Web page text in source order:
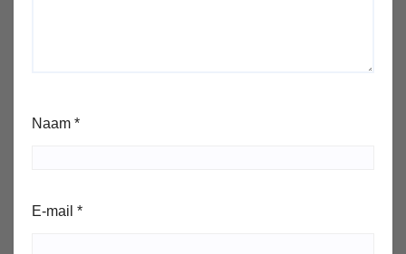
Naam *
E-mail *